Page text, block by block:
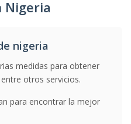
Nigeria
nigeria
medidas para obtener
otros servicios.
para encontrar la mejor